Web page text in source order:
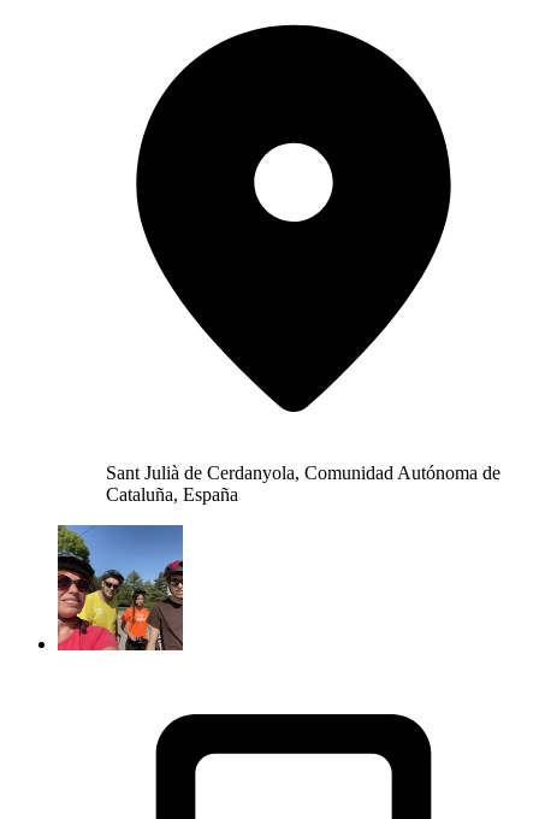
Sant Julià de Cerdanyola, Comunidad Autónoma de
Cataluña, España